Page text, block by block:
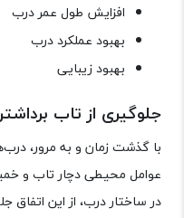
افزایش طول عمر درب
بهبود عملکرد درب
بهبود زیبایی
جلوگیری از تاب
با گذشت زمان و به مرور،
عوامل محیطی دچار تاب و
در ساختار درب، از این اتفاق